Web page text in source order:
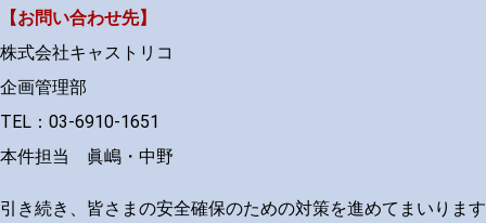
【お問い合わせ先】
株式会社キャストリコ
企画管理部
TEL ： 03-6910-1651
本件担当 眞嶋・中野
引き続き、皆さまの安全確保のための対策を進めてまいります